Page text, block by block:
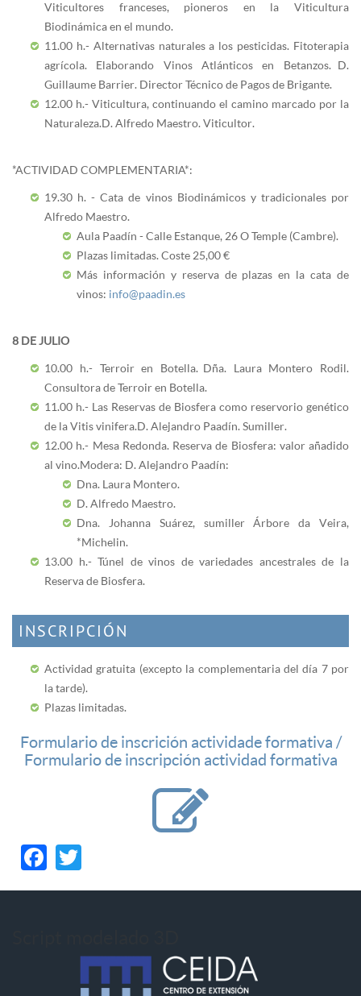
Viticultores franceses, pioneros en la Viticultura
Biodinámica en el mundo.
11.00 h.- Alternativas naturales a los pesticidas. Fitoterapia
agrícola. Elaborando Vinos Atlánticos en Betanzos. D.
Guillaume Barrier. Director Técnico de Pagos de Brigante.
12.00 h.- Viticultura, continuando el camino marcado por la
Naturaleza. D. Alfredo Maestro. Viticultor.
*ACTIVIDAD COMPLEMENTARIA*:
19.30 h. - Cata de vinos Biodinámicos y tradicionales por
Alfredo Maestro.
Aula Paadín - Calle Estanque, 26 O Temple (Cambre).
Plazas limitadas. Coste 25,00 €
Más información y reserva de plazas en la cata de
vinos: info@paadin.es
8 DE JULIO
10.00 h.- Terroir en Botella. Dña. Laura Montero Rodil.
Consultora de Terroir en Botella.
11.00 h.- Las Reservas de Biosfera como reservorio genético
de la Vitis vinifera. D. Alejandro Paadín. Sumiller.
12.00 h.- Mesa Redonda. Reserva de Biosfera: valor añadido
al vino. Modera: D. Alejandro Paadín:
Dna. Laura Montero.
D. Alfredo Maestro.
Dna. Johanna Suárez, sumiller Árbore da Veira,
*Michelin.
13.00 h.- Túnel de vinos de variedades ancestrales de la
Reserva de Biosfera.
INSCRIPCIÓN
Actividad gratuita (excepto la complementaria del día 7 por
la tarde).
Plazas limitadas.
Formulario de inscrición actividade formativa /
Formulario de inscripción actividad formativa
Facebook